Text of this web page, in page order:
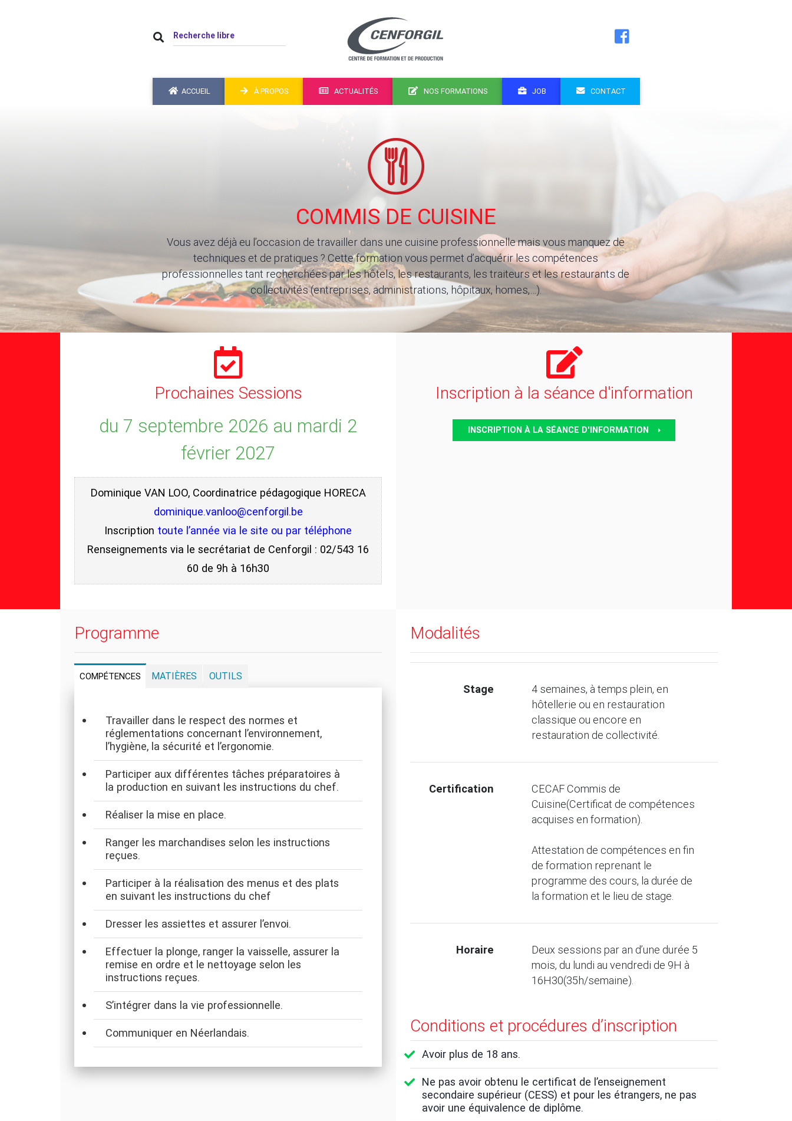
ACCUEIL À PROPOS ACTUALITÉS NOS FORMATIONS JOB CONTACT
COMMIS DE CUISINE
Vous avez déjà eu l’occasion de travailler dans une cuisine professionnelle mais vous manquez de
techniques et de pratiques ? Cette formation vous permet d’acquérir les compétences
professionnelles tant recherchées par les hôtels, les restaurants, les traiteurs et les restaurants de
collectivités (entreprises, administrations, hôpitaux, homes,…).
Prochaines Sessions
du 7 septembre 2026 au mardi 2
février 2027
Dominique VAN LOO, Coordinatrice pédagogique HORECA
dominique.vanloo@cenforgil.be
Inscription toute l’année via le site ou par téléphone
Renseignements via le secrétariat de Cenforgil : 02/543 16
60 de 9h à 16h30
Inscription à la séance d'information
INSCRIPTION À LA SÉANCE D'INFORMATION
Programme
COMPÉTENCES MATIÈRES OUTILS
Travailler dans le respect des normes et
réglementations concernant l’environnement,
l’hygiène, la sécurité et l’ergonomie.
Participer aux différentes tâches préparatoires à
la production en suivant les instructions du chef.
Réaliser la mise en place.
Ranger les marchandises selon les instructions
reçues.
Participer à la réalisation des menus et des plats
en suivant les instructions du chef
Dresser les assiettes et assurer l’envoi.
Effectuer la plonge, ranger la vaisselle, assurer la
remise en ordre et le nettoyage selon les
instructions reçues.
S’intégrer dans la vie professionnelle.
Communiquer en Néerlandais.
Modalités
Stage
4 semaines, à temps plein, en
hôtellerie ou en restauration
classique ou encore en
restauration de collectivité.
Certification
CECAF Commis de
Cuisine(Certificat de compétences
acquises en formation).
Attestation de compétences en fin
de formation reprenant le
programme des cours, la durée de
la formation et le lieu de stage.
Horaire
Deux sessions par an d’une durée 5
mois, du lundi au vendredi de 9H à
16H30(35h/semaine).
Conditions et procédures d’inscription
Avoir plus de 18 ans.
Ne pas avoir obtenu le certificat de l’enseignement
secondaire supérieur (CESS) et pour les étrangers, ne pas
avoir une équivalence de diplôme.